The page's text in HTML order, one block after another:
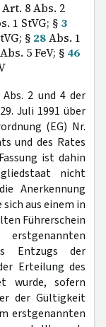
8 Abs. 2
1 StVG; § 3
§ 28Abs. 1
Abs. 5 FeV; § 46
2 und 4 der
Juli 1991 über
(EG) Nr.
und des Rates
ist dahin
nicht
Anerkennung
aus einem in
Führerschein
Entzugs der
Erteilung des
wurde, sofern
der Gültigkeit
erstgenannten